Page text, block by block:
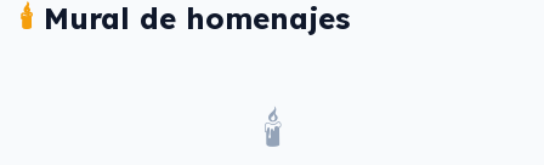
🕯️ Mural de homenajes
🕯️